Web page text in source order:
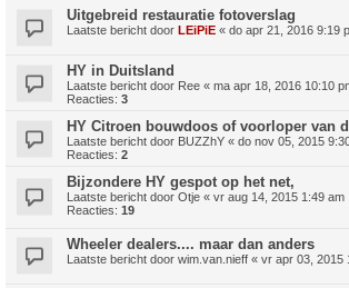
Uitgebreid restauratie fotoverslag
Laatste bericht door LEiPiE « do apr 21, 2016 9:19
HY in Duitsland
Laatste bericht door Ree « ma apr 18, 2016 10:10
Reacties: 3
HY Citroen bouwdoos of voorloper van
Laatste bericht door BUZZhY « do nov 05, 2015
Reacties: 2
Bijzondere HY gespot op het net,
Laatste bericht door Otje « vr aug 14, 2015 1:49 am
Reacties: 19
Wheeler dealers.... maar dan anders
Laatste bericht door wim.van.nieff « vr apr 03, 2015